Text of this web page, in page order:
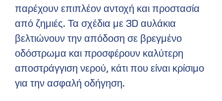
παρέχουν επιπλέον αντοχή και προστασία
από ζημιές. Τα σχέδια με 3D αυλάκια
βελτιώνουν την απόδοση σε βρεγμένο
οδόστρωμα και προσφέρουν καλύτερη
αποστράγγιση νερού, κάτι που είναι κρίσιμο
για την ασφαλή οδήγηση.